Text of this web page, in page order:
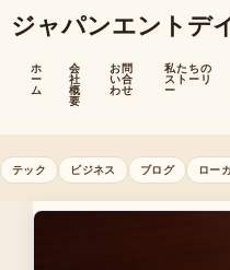
ジャパンエントデ
ホ
ー
ム
会
社
概
要
お問
い合
わせ
私たちの
ストーリ
ー
テック ビジネス ブログ ロー